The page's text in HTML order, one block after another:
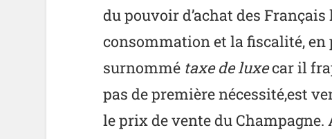
du pouvoir d’achat des
consommation et la fiscalité,
surnommé taxe de luxecar il
pas de première nécessité,est
le prix de vente du Champagne.